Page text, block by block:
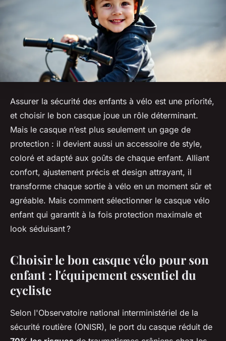
Assurer la sécurité des enfants à vélo est une priorité,
et choisir le bon casque joue un rôle déterminant.
Mais le casque n’est plus seulement un gage de
protection : il devient aussi un accessoire de style,
coloré et adapté aux goûts de chaque enfant. Alliant
confort, ajustement précis et design attrayant, il
transforme chaque sortie à vélo en un moment sûr et
agréable. Mais comment sélectionner le casque vélo
enfant qui garantit à la fois protection maximale et
look séduisant ?
Choisir le bon casque vélo pour son
enfant : l'équipement essentiel du
cycliste
Selon l'Observatoire national interministériel de la
sécurité routière (ONISR), le port du casque réduit de